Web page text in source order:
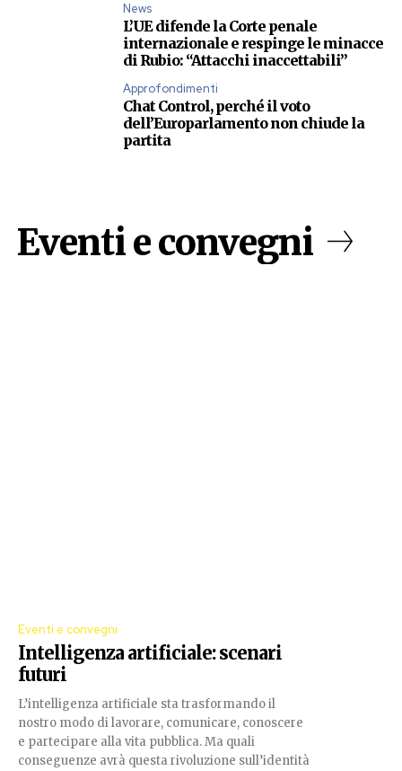
News
L’UE difende la Corte penale
internazionale e respinge le minacce
di Rubio: “Attacchi inaccettabili”
Approfondimenti
Chat Control, perché il voto
dell’Europarlamento non chiude la
partita
Eventi e convegni
Eventi e convegni
Intelligenza artificiale: scenari
futuri
L’intelligenza artificiale sta trasformando il
nostro modo di lavorare, comunicare, conoscere
e partecipare alla vita pubblica. Ma quali
conseguenze avrà questa rivoluzione sull’identità